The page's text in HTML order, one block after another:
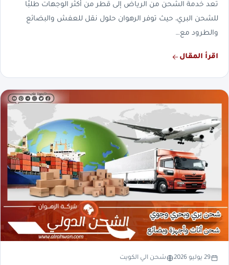
تعد خدمة الشحن من الرياض إلى قطر من أكثر الوجهات طلبًا
للشحن البري، حيث توفر الرهوان حلول نقل للعفش والبضائع
والطرود مع…
اقرأ المقال
29 يوليو 2026 شحن الي الكويت